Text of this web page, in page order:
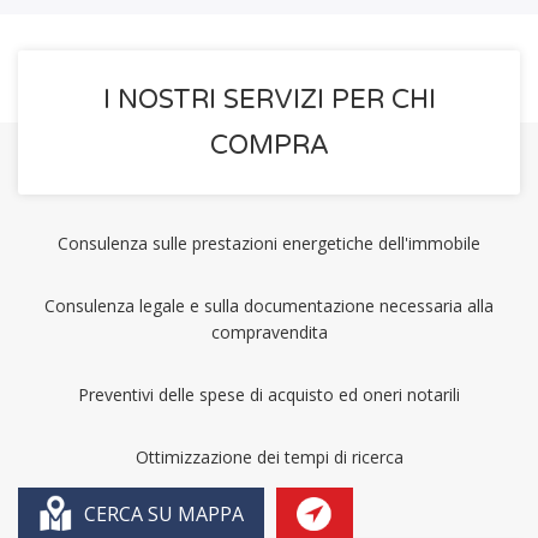
CERCA SU MAPPA
I NOSTRI SERVIZI PER CHI
COMPRA
Consulenza sulle prestazioni energetiche dell'immobile
Consulenza legale e sulla documentazione necessaria alla
compravendita
Preventivi delle spese di acquisto ed oneri notarili
Ottimizzazione dei tempi di ricerca